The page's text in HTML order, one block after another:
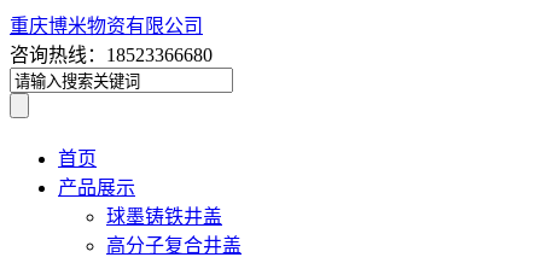
重庆博米物资有限公司
咨询热线：18523366680
首页
产品展示
球墨铸铁井盖
高分子复合井盖